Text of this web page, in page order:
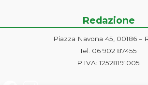
Redazione
Piazza Navona 45, 00186 –
Tel. 06 902 87455
P.IVA: 12528191005